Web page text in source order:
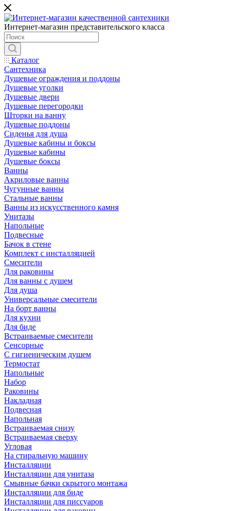
Интернет-магазин представительского класса
Каталог
Сантехника
Душевые ограждения и поддоны
Душевые уголки
Душевые двери
Душевые перегородки
Шторки на ванну
Душевые поддоны
Сиденья для душа
Душевые кабины и боксы
Душевые кабины
Душевые боксы
Ванны
Акриловые ванны
Чугунные ванны
Стальные ванны
Ванны из искусственного камня
Унитазы
Напольные
Подвесные
Бачок в стене
Комплект с инсталляцией
Смесители
Для раковины
Для ванны с душем
Для душа
Универсальные смесители
На борт ванны
Для кухни
Для биде
Встраиваемые смесители
Сенсорные
С гигиеническим душем
Термостат
Напольные
Набор
Раковины
Накладная
Подвесная
Напольная
Встраиваемая снизу
Встраиваемая сверху
Угловая
На стиральную машину
Инсталляции
Инсталляции для унитаза
Смывные бачки скрытого монтажа
Инсталляции для биде
Инсталляции для писсуаров